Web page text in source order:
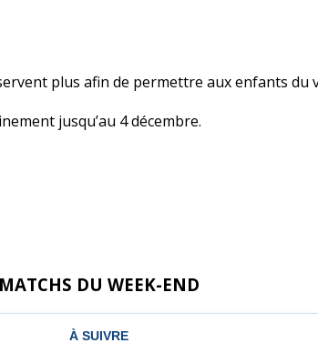
plus afin de permettre aux enfants
jusqu’au 4 décembre.
MATCHS DU WEEK-END